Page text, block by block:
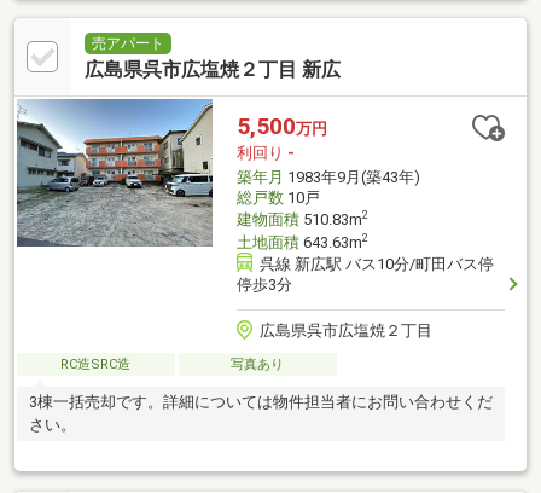
売アパート
広島県呉市広塩焼２丁目 新広
5,500万円
利回り -
築年月 1983年9月(築43年)
総戸数10戸
建物面積510.83m2
土地面積643.63m2
呉線 新広駅 バス10分/町田バス停
停歩3分
広島県呉市広塩焼２丁目
RC造SRC造 写真あり
3棟一括売却です。詳細については物件担当者にお問い合わせくだ
さい。